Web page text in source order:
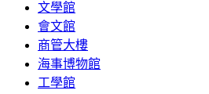
文學館
會文館
商管大樓
海事博物館
工學館